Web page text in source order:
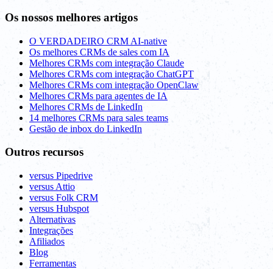
Os nossos melhores artigos
O VERDADEIRO CRM AI-native
Os melhores CRMs de sales com IA
Melhores CRMs com integração Claude
Melhores CRMs com integração ChatGPT
Melhores CRMs com integração OpenClaw
Melhores CRMs para agentes de IA
Melhores CRMs de LinkedIn
14 melhores CRMs para sales teams
Gestão de inbox do LinkedIn
Outros recursos
versus Pipedrive
versus Attio
versus Folk CRM
versus Hubspot
Alternativas
Integrações
Afiliados
Blog
Ferramentas